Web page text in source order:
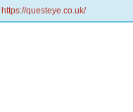
https://questeye.co.uk/